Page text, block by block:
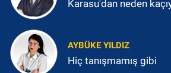
Karasu'dan neden
AYBÜKE YILDIZ
Hiç tanışmamış gibi